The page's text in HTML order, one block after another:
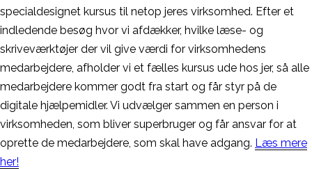
specialdesignet kursus til netop jeres virksomhed. Efter et
indledende besøg hvor vi afdækker, hvilke læse- og
skriveværktøjer der vil give værdi for virksomhedens
medarbejdere, afholder vi et fælles kursus ude hos jer, så alle
medarbejdere kommer godt fra start og får styr på de
digitale hjælpemidler. Vi udvælger sammen en person i
virksomheden, som bliver superbruger og får ansvar for at
oprette de medarbejdere, som skal have adgang. Læs mere
her!